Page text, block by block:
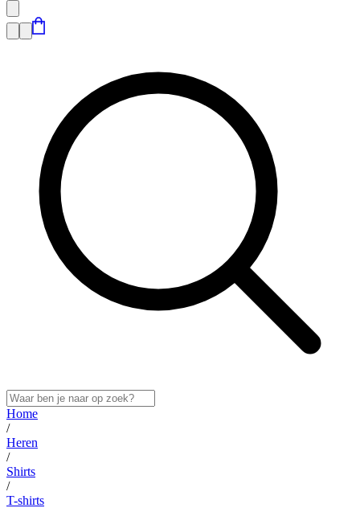
Home
/
Heren
/
Shirts
/
T-shirts